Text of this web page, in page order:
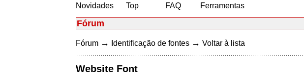
Novidades
Top
FAQ
Ferramentas
Fórum
Fórum → Identificação de fontes → Voltar à lista
Website Font